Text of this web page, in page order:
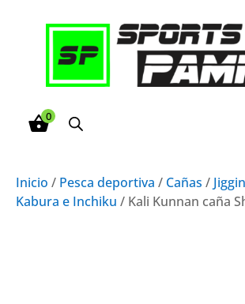
0
Inicio / Pesca deportiva / Cañas /
Kabura e Inchiku / Kali Kunnan caña